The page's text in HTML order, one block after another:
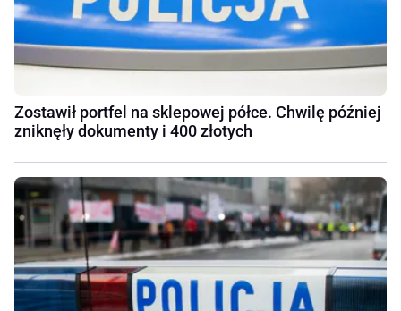
Zostawił portfel na sklepowej półce. Chwilę później
zniknęły dokumenty i 400 złotych